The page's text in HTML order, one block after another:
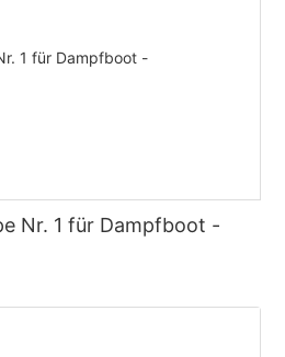
Nr. 1 für Dampfboot -